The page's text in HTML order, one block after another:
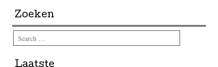
Zoeken
Search